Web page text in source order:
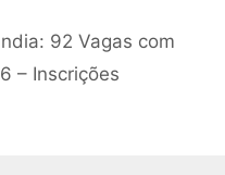
92 Vagas com
– Inscrições